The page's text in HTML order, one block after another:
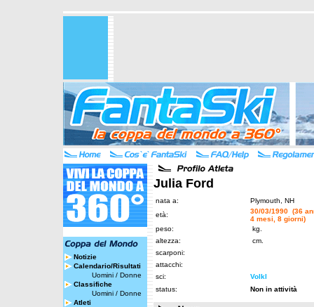
Notizie
Calendario/Risultati
Uomini / Donne
Classifiche
Uomini / Donne
Atleti
Julia Ford
nata a:
Plymouth, NH
età:
30/03/1990 (36
4 mesi, 8 giorni)
peso:
kg.
altezza:
cm.
scarponi:
attacchi:
sci:
Volkl
status:
Non in attività